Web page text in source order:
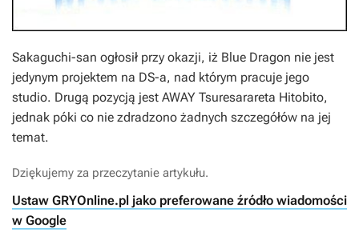
Sakaguchi-san ogłosił przy okazji, iż Blue Dragon nie jest
jedynym projektem na DS-a, nad którym pracuje jego
studio. Drugą pozycją jest AWAY Tsuresarareta Hitobito,
jednak póki co nie zdradzono żadnych szczegółów na jej
temat.
Dziękujemy za przeczytanie artykułu.
Ustaw GRYOnline.pl jako preferowane źródło wiadomości
w Google